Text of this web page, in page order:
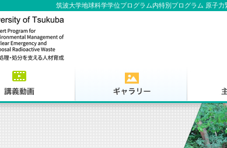
筑波大学地球科学学位プログラム内特別プログラム 原子